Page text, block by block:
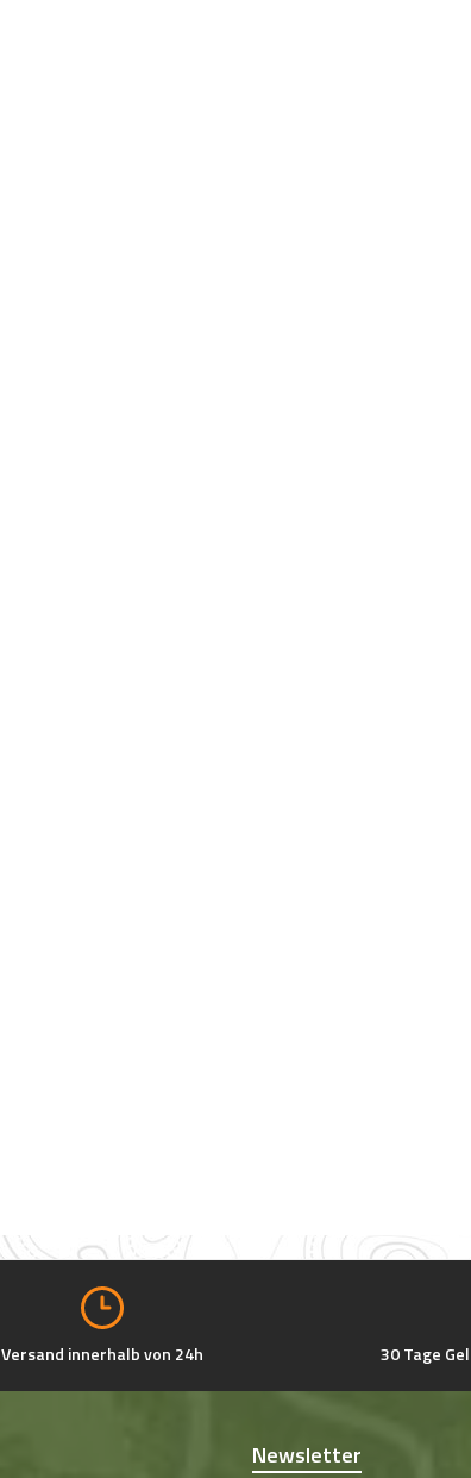
Versand innerhalb von 24h 30 Tage
Newsletter